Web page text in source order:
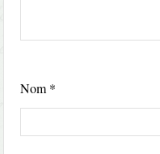
Nom *